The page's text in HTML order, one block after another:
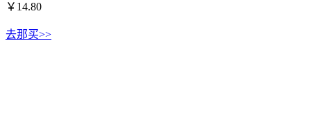
￥ 14.80
去那买>>